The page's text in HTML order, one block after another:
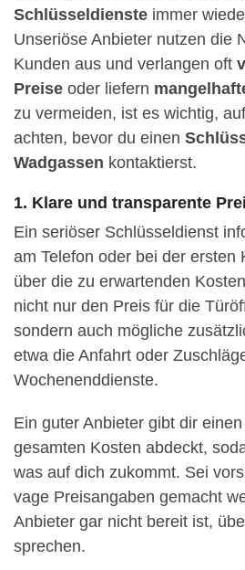
Schlüsseldienste immer
Unseriöse Anbieter nutzen die
Kunden aus und verlangen oft
Preise oder liefern
zu vermeiden, ist es wichtig,
achten, bevor du einen
Wadgassen kontaktierst.
1. Klare und transparente
Ein seriöser Schlüsseldienst
am Telefon oder bei der ersten
über die zu erwartenden
nicht nur den Preis für die
sondern auch mögliche
etwa die Anfahrt oder
Wochenenddienste.
Ein guter Anbieter gibt dir
gesamten Kosten abdeckt,
was auf dich zukommt. Sei
vage Preisangaben gemacht
Anbieter gar nicht bereit ist,
sprechen.